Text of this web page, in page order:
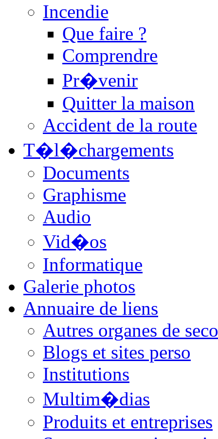
Incendie
Que faire ?
Comprendre
Pr�venir
Quitter la maison
Accident de la route
T�l�chargements
Documents
Graphisme
Audio
Vid�os
Informatique
Galerie photos
Annuaire de liens
Autres organes de
Blogs et sites perso
Institutions
Multim�dias
Produits et entreprises